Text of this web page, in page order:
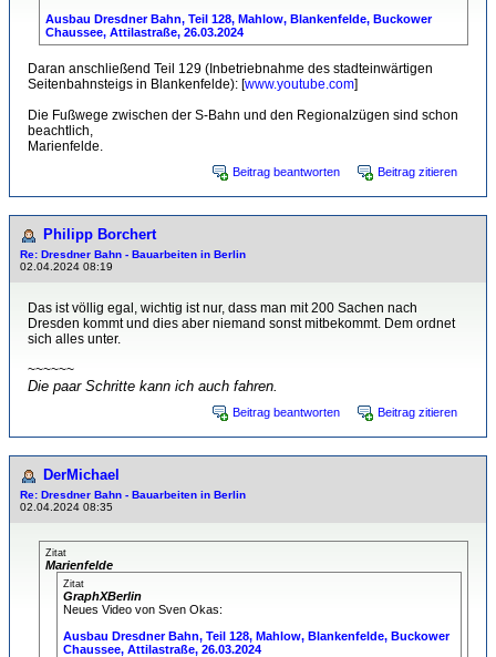
Ausbau Dresdner Bahn, Teil 128, Mahlow, Blankenfelde, Buckower
Chaussee, Attilastraße, 26.03.2024
Daran anschließend Teil 129 (Inbetriebnahme des stadteinwärtigen
Seitenbahnsteigs in Blankenfelde): [www.youtube.com]
Die Fußwege zwischen der S-Bahn und den Regionalzügen sind schon
beachtlich,
Marienfelde.
Beitrag beantworten Beitrag zitieren
Philipp Borchert
Re: Dresdner Bahn - Bauarbeiten in Berlin
02.04.2024 08:19
Das ist völlig egal, wichtig ist nur, dass man mit 200 Sachen nach
Dresden kommt und dies aber niemand sonst mitbekommt. Dem ordnet
sich alles unter.
~~~~~~
Die paar Schritte kann ich auch fahren.
Beitrag beantworten Beitrag zitieren
DerMichael
Re: Dresdner Bahn - Bauarbeiten in Berlin
02.04.2024 08:35
Zitat
Marienfelde
Zitat
GraphXBerlin
Neues Video von Sven Okas:
Ausbau Dresdner Bahn, Teil 128, Mahlow, Blankenfelde, Buckower
Chaussee, Attilastraße, 26.03.2024